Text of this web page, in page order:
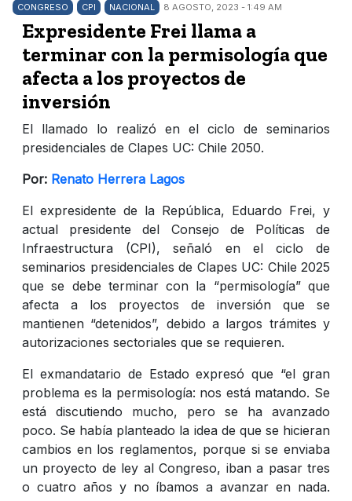
CONGRESO
CPI NACIONAL 8 AGOSTO, 2023 - 1:49 AM
Expresidente Frei llama a
terminar con la permisología que
afecta a los proyectos de
inversión
El llamado lo realizó en el ciclo de seminarios
presidenciales de Clapes UC: Chile 2050.
Por: Renato Herrera Lagos
El expresidente de la República, Eduardo Frei, y
actual presidente del Consejo de Políticas de
Infraestructura (CPI), señaló en el ciclo de
seminarios presidenciales de Clapes UC: Chile 2025
que se debe terminar con la “permisología” que
afecta a los proyectos de inversión que se
mantienen “detenidos”, debido a largos trámites y
autorizaciones sectoriales que se requieren.
El exmandatario de Estado expresó que “el gran
problema es la permisología: nos está matando. Se
está discutiendo mucho, pero se ha avanzado
poco. Se había planteado la idea de que se hicieran
cambios en los reglamentos, porque si se enviaba
un proyecto de ley al Congreso, iban a pasar tres
o cuatro años y no íbamos a avanzar en nada.